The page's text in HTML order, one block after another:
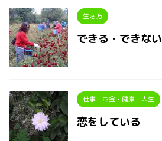
生き方
できる・できない
仕事・お金・健康・人生
恋をしている